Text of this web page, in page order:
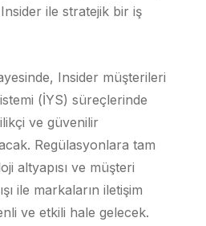
ile stratejik bir iş
Insider müşterileri
(İYS) süreçlerinde
ve güvenilir
Regülasyonlara tam
altyapısı ve müşteri
ile markaların iletişim
ve etkili hale gelecek.